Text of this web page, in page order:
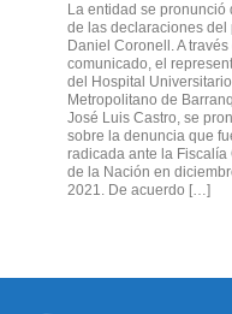
La entidad se pronunció
de las declaraciones del
Daniel Coronell. A través
comunicado, el
del Hospital Universitario
Metropolitano de
José Luis Castro, se
sobre la denuncia que
radicada ante la Fiscalía
de la Nación en
2021. De acuerdo […]